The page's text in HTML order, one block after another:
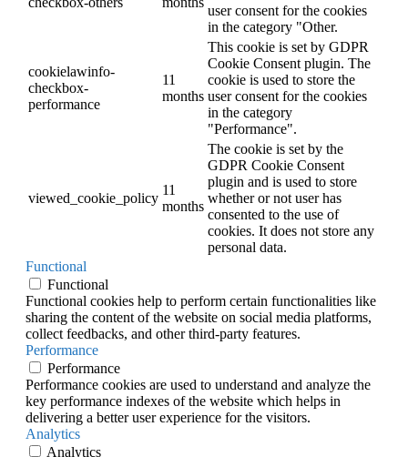
user consent for the cookies
in the category "Other.
cookielawinfo-
checkbox-
performance
11
months
This cookie is set by GDPR
Cookie Consent plugin. The
cookie is used to store the
user consent for the cookies
in the category
"Performance".
viewed_cookie_policy
11
months
The cookie is set by the
GDPR Cookie Consent
plugin and is used to store
whether or not user has
consented to the use of
cookies. It does not store any
personal data.
Functional
Functional
Functional cookies help to perform certain functionalities like
sharing the content of the website on social media platforms,
collect feedbacks, and other third-party features.
Performance
Performance
Performance cookies are used to understand and analyze the
key performance indexes of the website which helps in
delivering a better user experience for the visitors.
Analytics
Analytics